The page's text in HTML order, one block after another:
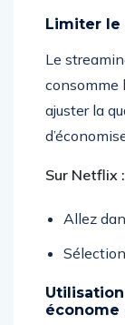
Limiter le
Le
consomme
ajuster la
Sur Netflix :
Allez
économe